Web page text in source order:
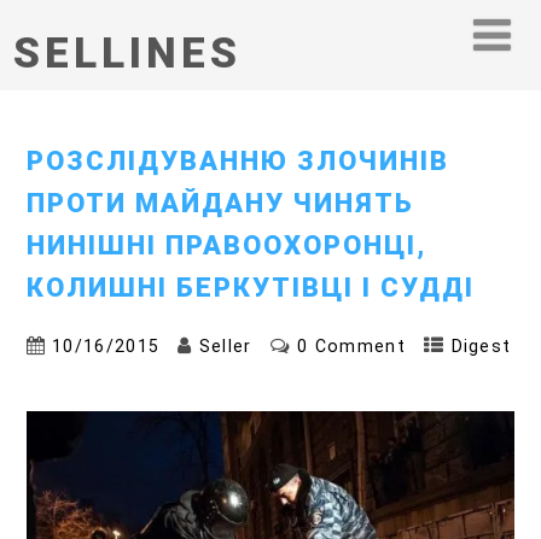
SELLINES
РОЗСЛІДУВАННЮ ЗЛОЧИНІВ
ПРОТИ МАЙДАНУ ЧИНЯТЬ
НИНІШНІ ПРАВООХОРОНЦІ,
КОЛИШНІ БЕРКУТІВЦІ І СУДДІ
10/16/2015 Seller 0 Comment Digest